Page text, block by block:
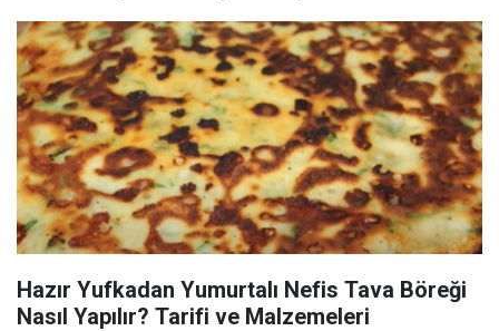
Hazır Yufkadan Yumurtalı Nefis Tava Böreği
Nasıl Yapılır? Tarifi ve Malzemeleri